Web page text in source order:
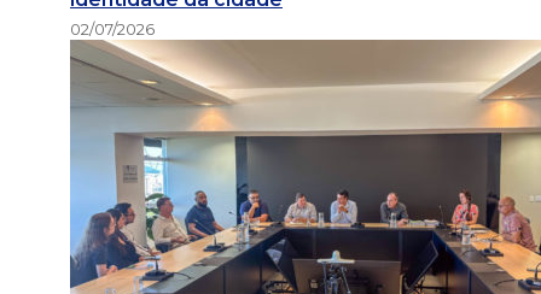
02/07/2026